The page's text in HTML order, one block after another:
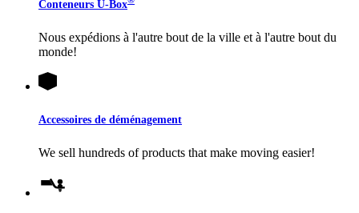
Conteneurs U-Box
Nous expédions à l'autre bout de la ville et à l'autre bout du
monde!
Accessoires de déménagement
We sell hundreds of products that make moving easier!